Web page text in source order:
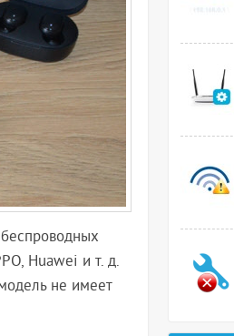
Huawei и т. д.
не имеет